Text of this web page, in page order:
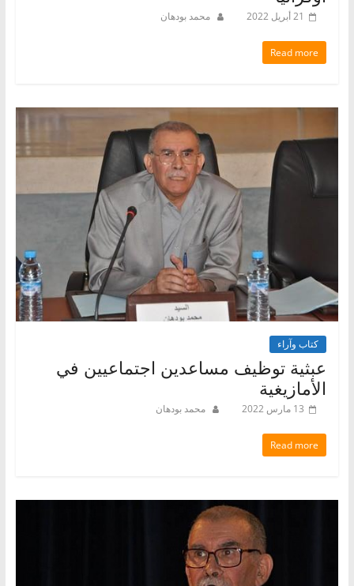
21 أبريل 2022 محمد بودهان
Read more
كتاب وآراء
عبثية توظيف مساعدين اجتماعيين في
الأمازيغية
13 مارس 2022 محمد بودهان
Read more